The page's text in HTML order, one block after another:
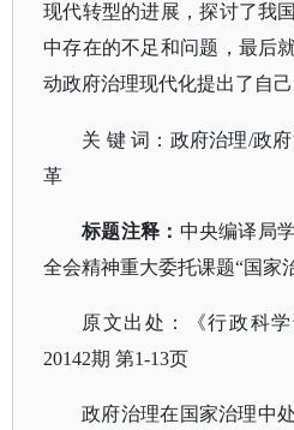
现代转型的进展，探讨了我
中存在的不足和问题，最后
动政府治理现代化提出了自己
关 键 词：政府治理/政
革
标题注释： 中央编译局
全会精神重大委托课题“国家
原文出处：《行政科
20142期 第1-13页
政府治理在国家治理中